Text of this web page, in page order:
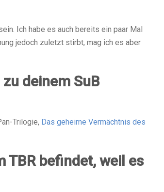
Ich habe es auch bereits ein paar Mal
jedoch zuletzt stirbt, mag ich es aber
deinem SuB
Trilogie, Das geheime Vermächtnis des
TBR befindet, weil es